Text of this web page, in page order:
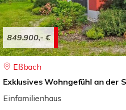
849.900,- €
Eßbach
Exklusives Wohngefühl an der
Einfamilienhaus